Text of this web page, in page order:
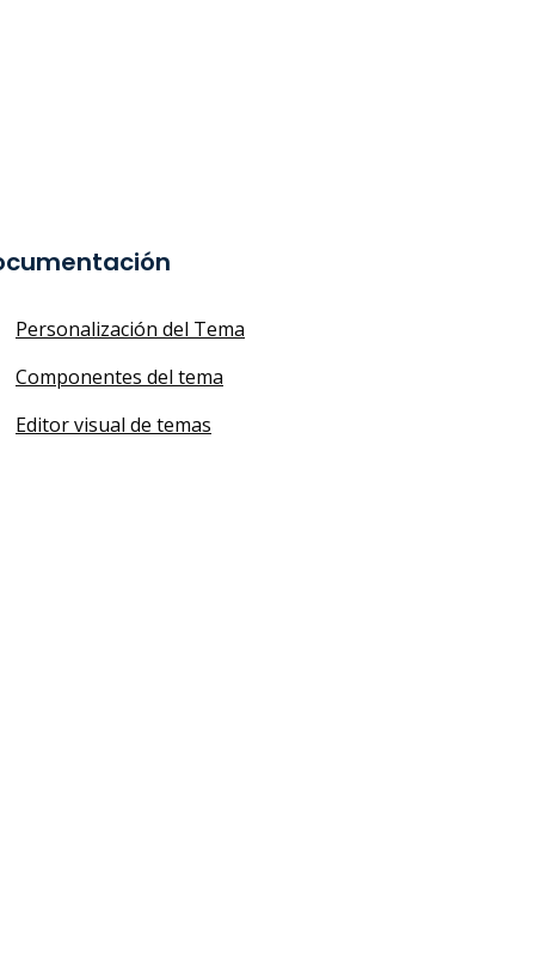
Personalización del Tema
Componentes del tema
Editor visual de temas